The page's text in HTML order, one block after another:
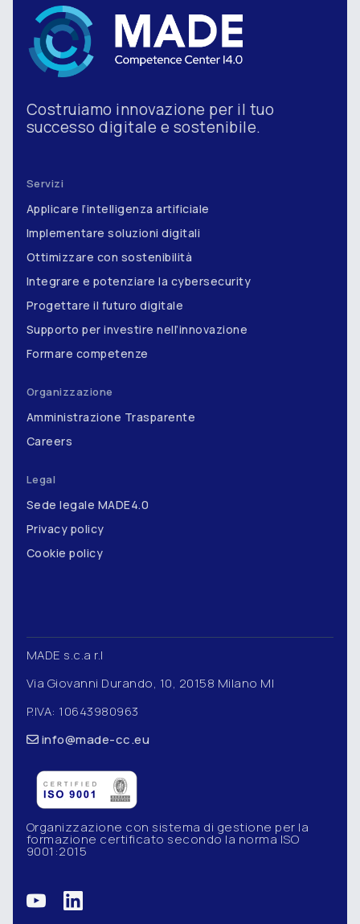
Costruiamo innovazione per il tuo
successo digitale e sostenibile.
Servizi
Applicare l’intelligenza artificiale
Implementare soluzioni digitali
Ottimizzare con sostenibilità
Integrare e potenziare la cybersecurity
Progettare il futuro digitale
Supporto per investire nell’innovazione
Formare competenze
Organizzazione
Amministrazione Trasparente
Careers
Legal
Sede legale MADE4.0
Privacy policy
Cookie policy
MADE s.c.a r.l
Via Giovanni Durando, 10, 20158 Milano MI
P.IVA: 10643980963
info@made-cc.eu
Organizzazione con sistema di gestione per la
formazione certificato secondo la norma ISO
9001:2015